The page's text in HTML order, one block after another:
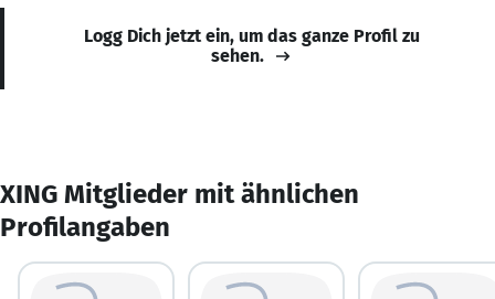
Logg Dich jetzt ein, um das ganze Profil zu
sehen.
XING Mitglieder mit ähnlichen
Profilangaben